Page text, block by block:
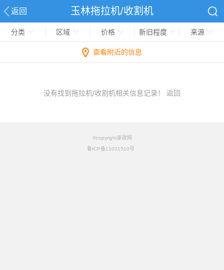
返回 玉林拖拉机/收割机
分类 区域 价格 新旧程度 来源
查看附近的信息
没有找到拖拉机/收割机相关信息记录！ 返回
©copyright家政网
鲁ICP备11031510号